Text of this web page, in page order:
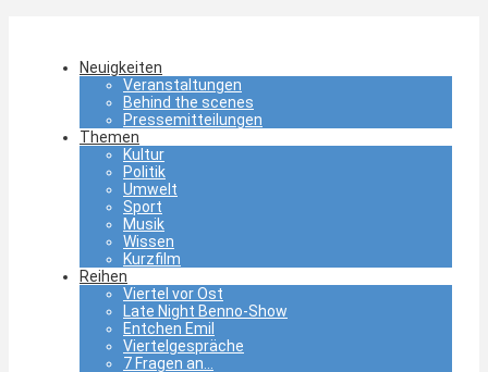
Neuigkeiten
Veranstaltungen
Behind the scenes
Pressemitteilungen
Themen
Kultur
Politik
Umwelt
Sport
Musik
Wissen
Kurzfilm
Reihen
Viertel vor Ost
Late Night Benno-Show
Entchen Emil
Viertelgespräche
7 Fragen an…